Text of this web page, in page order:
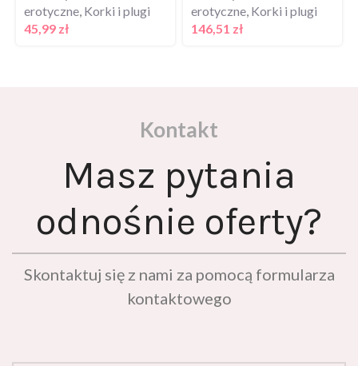
45,99zł
146,51zł
Masz pytania
odnośnie oferty?
Skontaktuj się z nami za pomocą formularza
kontaktowego